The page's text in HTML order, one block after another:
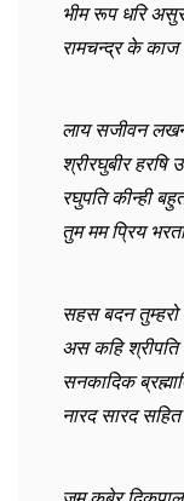
भीम रूप धरि
रामचन्द्र के
लाय सजीवन
श्रीरघुबीर हरषि
रघुपति कीन्ही
तुम मम प्रिय
सहस बदन
अस कहि
सनकादिक
नारद सारद